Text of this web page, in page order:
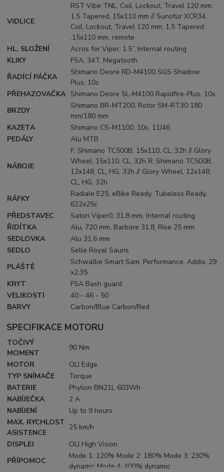
VIDLICE
RST Vibe TNL, Coil, Lockout, Travel 120 mm,
1.5 Tapered, 15x110 mm // Sunotur XCR34,
Coil, Lockout, Travel 120 mm, 1.5 Tapered
,15x110 mm, remote
HL. SLOŽENÍ
Acros for Viper, 1.5”, Internal routing
KLIKY
FSA, 34T, Megatooth
ŘADÍCÍ PÁČKA
Shimano Deore RD-M4100 SGS Shadow
Plus, 10s
PŘEHAZOVAČKA Shimano Deore SL-M4100 Rapidfire-Plus, 10s
BRZDY
Shimano BR-MT200, Rotor SM-RT30 180
mm/180 mm
KAZETA
Shimano CS-M1100, 10s, 11/46
PEDÁLY
Alu MTB
NÁBOJE
F: Shimano TC500B, 15x110, CL, 32h // Glory
Wheel, 15x110, CL, 32h R: Shimano TC500B,
12x148, CL, HG, 32h // Glory Wheel, 12x148,
CL, HG, 32h
RÁFKY
Radiale E25, eBike Ready, Tubeless Ready,
622x25c
PŘEDSTAVEC
Satori Viper0, 31,8 mm, Internal routing
ŘIDÍTKA
Alu, 720 mm, Barbore 31.8, Rise 25 mm
SEDLOVKA
Alu 31.6 mm
SEDLO
Selle Royal Sauris
PLÁŠTĚ
Schwalbe Smart Sam, Performance, Addix, 29
x2,35
KRYT
FSA Bash guard
VELIKOSTI
40 - 46 - 50
BARVY
Carbon/Blue Carbon/Red
SPECIFIKACE MOTORU
TOČIVÝ
MOMENT
90 Nm
MOTOR
OLI Edge
TYP SNÍMAČE
Torque
BATERIE
Phylion BN21L 603Wh
NABÍJEČKA
2 A
NABÍJENÍ
Up to 9 hours
MAX. RYCHLOST
ASISTENCE
25 km/h
DISPLEJ
OLI High Vision
PŘÍPOMOC
Mode 1: 120% Mode 2: 180% Mode 3: 230%
dynamic Mode 4: 400% dynamic